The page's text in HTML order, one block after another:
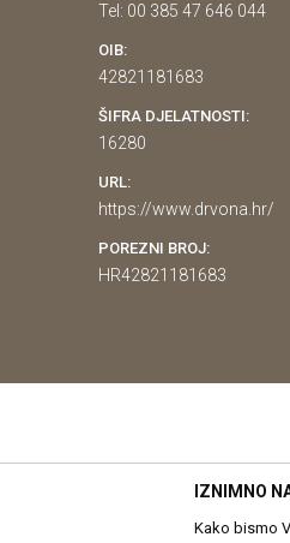
Tel: 00 385 47 646 044
OIB:
42821181683
ŠIFRA DJELATNOSTI:
16280
URL:
https://www.drvona.hr/
POREZNI BROJ:
HR42821181683
IZNIMNO
Kako bismo